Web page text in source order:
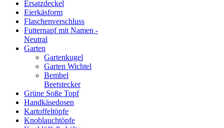
Ersatzdeckel
Eierkäsform
Flaschenverschluss
Futternapf mit Namen -
Neutral
Garten
Gartenkugel
Garten Wichtel
Bembel
Beetstecker
Grüne Soße Topf
Handkäsedosen
Kartoffeltöpfe
Knoblauchtöpfe